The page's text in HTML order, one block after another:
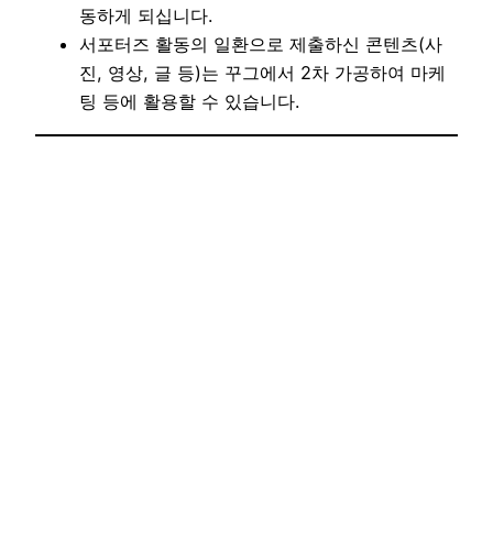
동하게 되십니다.
서포터즈 활동의 일환으로 제출하신 콘텐츠(사
진, 영상, 글 등)는 꾸그에서 2차 가공하여 마케
팅 등에 활용할 수 있습니다.